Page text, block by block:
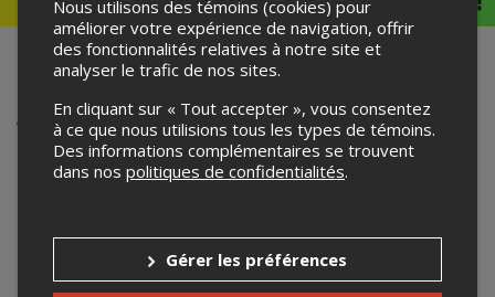
30 édition des Francouvertes
Votre recherche n'a retourné aucun
résultat.
Nous utilisons des témoins (cookies) pour
améliorer votre expérience de navigation, offrir
des fonctionnalités relatives à notre site et
analyser le trafic de nos sites.
En cliquant sur « Tout accepter », vous consentez
à ce que nous utilisions tous les types de témoins.
Des informations complémentaires se trouvent
dans nos politiques de confidentialités.
Gérer les préférences